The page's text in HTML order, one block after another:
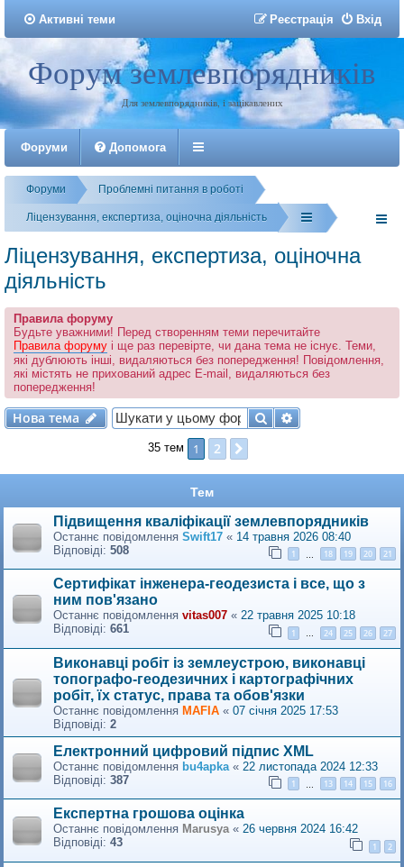
Активні теми Вхід
Реєстрація
Реєстрація
Форум землевпорядників
Для землевпорядників, і зацікавлених
Форуми Допомога
Форуми Проблемні питання в роботі
Ліцензування, експертиза, оціночна діяльність
Ліцензування, експертиза, оціночна
діяльність
Правила форуму
Будьте уважними! Перед створенням теми перечитайте
Правила форуму і ще раз перевірте, чи дана тема не існує. Теми,
які дублюють інші, видаляються без попередження! Повідомлення,
які містять не прихований адрес E-mail, видаляються без
попередження!
Нова тема
Нова тема ПошукРозширений
35 тем 1 2
Тем
Підвищення кваліфікації землевпорядників
Останнє повідомлення Swift17 « 14 травня 2026 08:40
Відповіді: 508 1 18 19 20 21
Сертифікат інженера-геодезиста і все, що з
ним пов'язано
Останнє повідомлення vitas007 « 22 травня 2025 10:18
Відповіді: 661 1 … 24 25 26 27
Виконавці робіт із землеустрою, виконавці
топографо-геодезичних і картографічних
робіт, їх статус, права та обов'язки
Останнє повідомлення MAFIA « 07 січня 2025 17:53
Відповіді: 2
Електронний цифровий підпис XML
Останнє повідомлення bu4apka « 22 листопада 2024 12:33
Відповіді: 387 1 13 14 15 16
Експертна грошова оцінка
Останнє повідомлення Marusya« 26 червня 2024 16:42
Відповіді: 43 1 2